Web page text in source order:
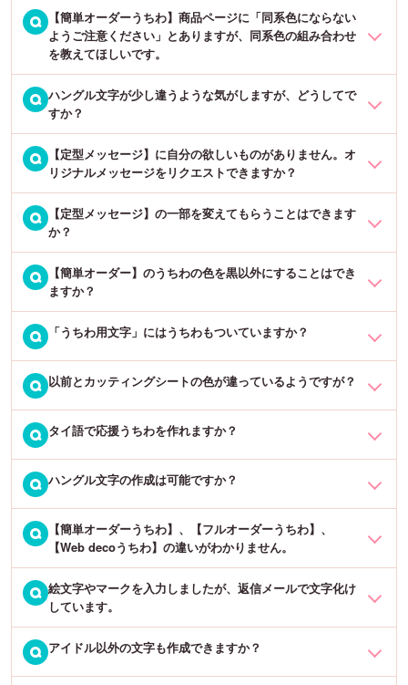
が貼られているのと、立体であるため、光の反射を抑えて文字をは
っきりと目立たせることができます。
目立つ組み合わせは、「蛍光イエローと蛍光ピンク」「蛍光レッド
と蛍光グリーン」「蛍光オレンジと蛍光グリーン」といった組み合
わせが、きれいで目立ちます。
反対色で組み合わせると文字がはっきりします。同系色の組み合わ
せは目立ちません。一番のポイントは、シンプルに大きな文字で作
ることです。
Q
【簡単オーダーうちわ】商品ページに「同系色にならない
ようご注意ください」とありますが、同系色の組み合わせ
を教えてほしいです。
■立体
・「蛍光グリーン」×「蛍光イエロー」・「蛍光ピンク」×「蛍光レ
ッド」・「蛍光ピンク」×「パープル」・「蛍光オレンジ」×「蛍光
ピンク」・「蛍光オレンジ」×「蛍光レッド」 など
■シール
・「蛍光オレンジ」×「蛍光ピンク」・「蛍光ブルー」×「パープ
ル」・「蛍光ピンク」×「蛍光レッド」・「蛍光オレンジ」×「蛍光
レッド」・「パープル」×「反射ブルー」・「夜光ホワイト」×「蛍
光イエロー」 など
Q ハングル文字が少し違うような気がしますが、どうしてで
すか？
基本的にお客様から送られてきた文字をそのまま作成しております
が、書体によっては部分的に繋がっていたり、形状が異なる場合が
ございます。フルオーダー商品ページにある書体サンプルでご確認
をお願いいたします。
Q
【定型メッセージ】に自分の欲しいものがありません。オ
リジナルメッセージをリクエストできますか？
恐れ入りますが、リクエストはお受けしておりません。オーダーメ
イドの「
入れることができます。また、お客様ご自身でデザインを作成いた
だく「Web decoうちわ →」も、お好きなメッセージや画像を入れ
ることができます。
Q
【定型メッセージ】の一部を変えてもらうことはできます
か？
「定型メッセージ」の文字の内容や色を変えることはできかねます
が、「フルオーダーうちわ」でのご注文なら、メッセージを変えて
作成することができます。
※特別なイラストや書体などは、オプション料金がかかります。
Q
【簡単オーダー】のうちわの色を黒以外にすることはでき
ますか？
恐れ入りますが、「簡単オーダーうちわ」のうちわの色を黒以外に
することはできかねます。黒以外の色をご希望の場合は、「うちわ
用文字」とご希望の色の「うちわ」をそれぞれご注文いただき、お
客様ご自身で貼っていただくことをおすすめいたします。
Q 「うちわ用文字」にはうちわもついていますか？
「うちわ用文字」は文字のみとなっておりますので、うちわは付き
ません。商品名に「片面うちわ」または「両面うちわ」と書かれた
ものについては、文字を貼り付けたうちわ付きの商品となります。
Q 以前とカッティングシートの色が違っているようですが？
カッティングシートやカラーボードの色については、メーカー製造
ロットにより多少のお色味の違いがございます。大きな変更などが
ある場合にはホームページのお知らせに記載しておりますが、ロッ
トによる多少の色味の違いに関しては、製造時にどうしても発生し
Q タイ語で応援うちわを作れますか？
タイ語で応援うちわを作ることが可能です。
※うちわには「Web deco」「簡単オーダー」「フルオーダー」がご
ざいますが、「Web decoうちわ」のみタイ語に対応しております。
デザインシミュレーション画面に移動していただき、「文字を入れ
る」ボタンから下の方にあるタイ語の書体を選択して、文字を入力
してください。
Q ハングル文字の作成は可能ですか？
ハングル文字での作成は可能です。「簡単オーダー」「フルオーダ
ー」の場合は、商品ページの案内に沿ってご注文ください。「Web
decoうちわ」の場合は、ハングルの書体を選択してハングル文字を
入力してデザインを作成ください。
Q
【簡単オーダーうちわ】、【フルオーダーうちわ】、
【Web decoうちわ】の違いがわかりません。
【簡単オーダーうちわ】作成文字を入力し、色を選択するだけ。名
前文字は5文字以内で2重文字となります。書体の変更はできず、ハ
ートや星などのマークは入れることができません。最短で翌営業日
に出荷可能です。
Q 絵文字やマークを入力しましたが、返信メールで文字化け
しています。
ご希望文字入力の際に、「絵文字」や「マーク」などは文字化けし
てしまうため、絶対に使用しないようにお願いいたします。
Q アイドル以外の文字も作成できますか？